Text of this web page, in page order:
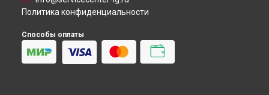
Политика конфиденциальности
Способы оплаты